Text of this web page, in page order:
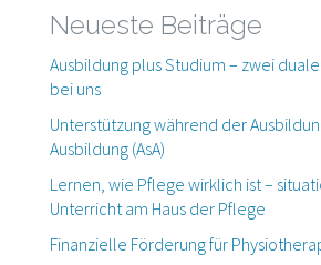
Neueste Beiträge
Ausbildung plus Studium – zwei
bei uns
Unterstützung während der
Ausbildung (AsA)
Lernen, wie Pflege wirklich ist –
Unterricht am Haus der Pflege
Finanzielle Förderung für